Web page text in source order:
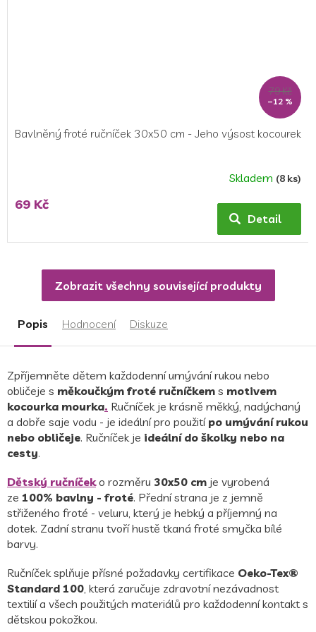
79 Kč
–12 %
Bavlněný froté ručníček 30x50 cm - Jeho výsost kocourek
Skladem (8 ks)
69 Kč
Detail
Zobrazit všechny související produkty
Popis Hodnocení Diskuze
Zpříjemněte dětem každodenní umývání rukou nebo
obličeje s měkoučkým froté ručníčkem s motivem
kocourka mourka. Ručníček je krásně měkký, nadýchaný
a dobře saje vodu - je ideální pro použití po umývání rukou
nebo obličeje. Ručníček je ideální do školky nebo na
cesty.
Dětský ručníček o rozměru 30x50 cm je vyrobená
ze 100% bavlny - froté. Přední strana je z jemně
střiženého froté - veluru, který je hebký a příjemný na
dotek. Zadní stranu tvoří hustě tkaná froté smyčka bílé
barvy.
Ručníček splňuje přísné požadavky certifikace Oeko-Tex®
Standard 100, která zaručuje zdravotní nezávadnost
textilií a všech použitých materiálů pro každodenní kontakt s
dětskou pokožkou.